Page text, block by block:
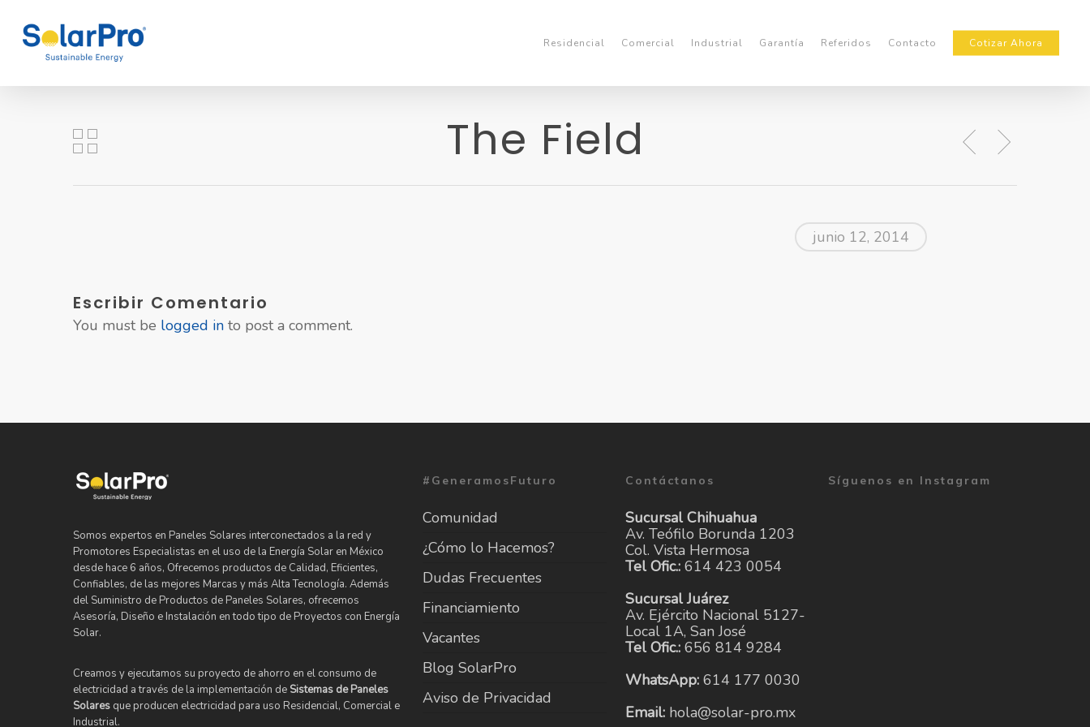
Residencial Comercial Industrial Garantía Referidos Contacto Cotizar Ahora
The Field
Escribir Comentario
You must be logged in to post a comment.
junio 12, 2014
Somos expertos en Paneles Solares interconectados a la red y
Promotores Especialistas en el uso de la Energía Solar en México
desde hace 6 años, Ofrecemos productos de Calidad, Eficientes,
Confiables, de las mejores Marcas y más Alta Tecnología. Además
del Suministro de Productos de Paneles Solares, ofrecemos
Asesoría, Diseño e Instalación en todo tipo de Proyectos con Energía
Solar.
Creamos y ejecutamos su proyecto de ahorro en el consumo de
electricidad a través de la implementación de Sistemas de Paneles
Solares que producen electricidad para uso Residencial, Comercial e
Industrial.
#GeneramosFuturo
Comunidad
¿Cómo lo Hacemos?
Dudas Frecuentes
Financiamiento
Vacantes
Blog SolarPro
Aviso de Privacidad
Contáctanos
Sucursal Chihuahua
Av. Teófilo Borunda 1203
Col. Vista Hermosa
Tel Ofic.: 614 423 0054
Sucursal Juárez
Av. Ejército Nacional 5127-
Local 1A, San José
Tel Ofic.: 656 814 9284
WhatsApp: 614 177 0030
Email: hola@solar-pro.mx
Síguenos en Instagram